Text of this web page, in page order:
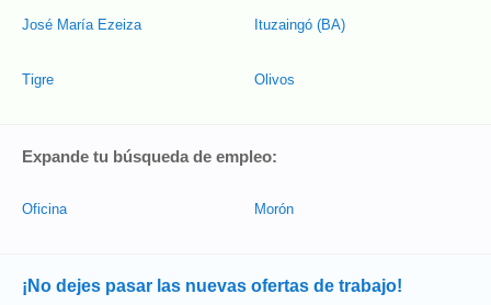
José María Ezeiza
Tigre
Ituzaingó (BA)
Olivos
Expande tu búsqueda de empleo:
Oficina Morón
¡No dejes pasar las nuevas ofertas de trabajo!